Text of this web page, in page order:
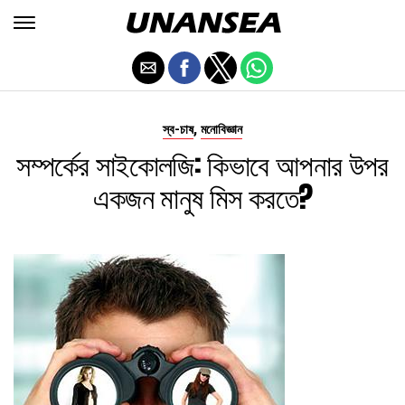
স্ব-চাষ, মনোবিজ্ঞান
সম্পর্কের সাইকোলজি: কিভাবে আপনার উপর
একজন মানুষ মিস করতে?